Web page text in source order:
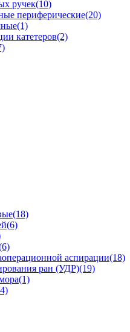
ручек(10)
периферические(20)
(1)
катетеров(2)
(18)
(6)
аспирации(18)
ран (УДР)(19)
(1)